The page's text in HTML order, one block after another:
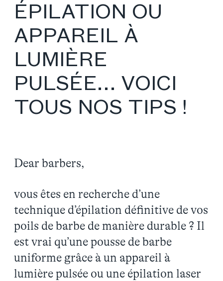
ÉPILATION OU
APPAREIL À
LUMIÈRE
PULSÉE… VOICI
TOUS NOS TIPS !
Dear barbers,
vous êtes en recherche d’une
technique d’épilation définitive de vos
poils de barbe de manière durable ? Il
est vrai qu’une pousse de barbe
uniforme grâce à un appareil à
lumière pulsée ou une épilation laser